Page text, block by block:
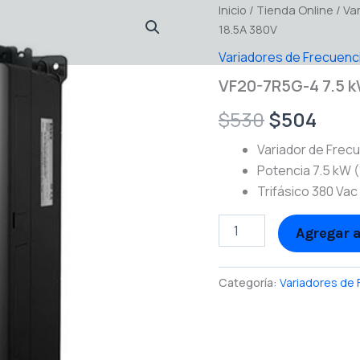
Inicio / Tienda Online /
18.5A 380V
Variadores de
VF20-7R5G-4 7.5
$530
El
precio
original
era:
$530.
$504
El
Variador de
Potencia 7.5 kW
Trifásico 380 Vac
VF20-
7R5G-
4
7.5
(10.1
18.5A
cantidad
Agregar
Categoría: Variadores de